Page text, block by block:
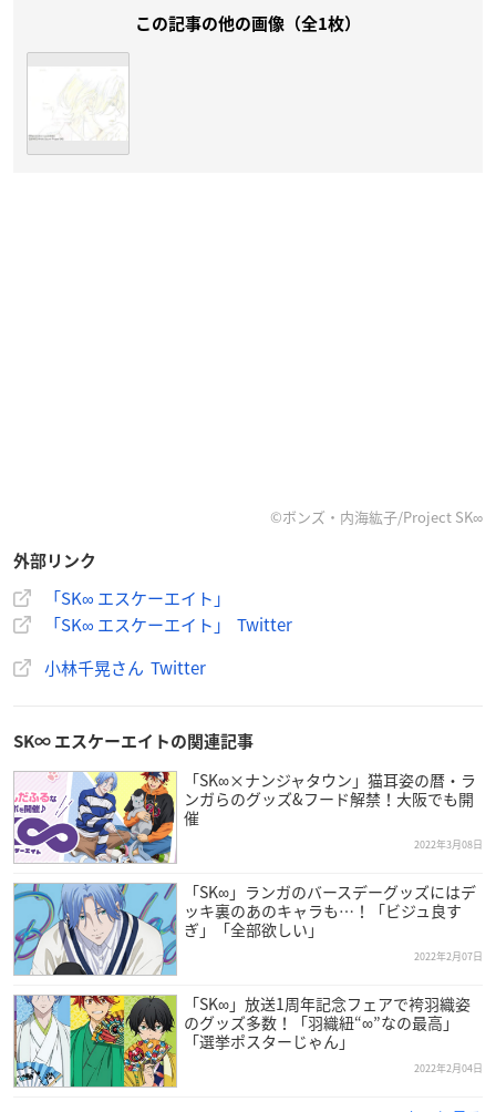
この記事の他の画像（全1枚）
©ボンズ・内海紘子/Project SK∞
外部リンク
「SK∞ エスケーエイト」
「SK∞ エスケーエイト」 Twitter
小林千晃さん Twitter
SK∞ エスケーエイトの関連記事
「SK∞×ナンジャタウン」猫耳姿の暦・ラ
ンガらのグッズ&フード解禁！大阪でも開
催
2022年3月08日
「SK∞」ランガのバースデーグッズにはデ
ッキ裏のあのキャラも…！「ビジュ良す
ぎ」「全部欲しい」
2022年2月07日
「SK∞」放送1周年記念フェアで袴羽織姿
のグッズ多数！「羽織紐“∞”なの最高」
「選挙ポスターじゃん」
2022年2月04日